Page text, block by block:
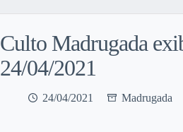
Culto Madrugada
24/04/2021
24/04/2021 Madrugada